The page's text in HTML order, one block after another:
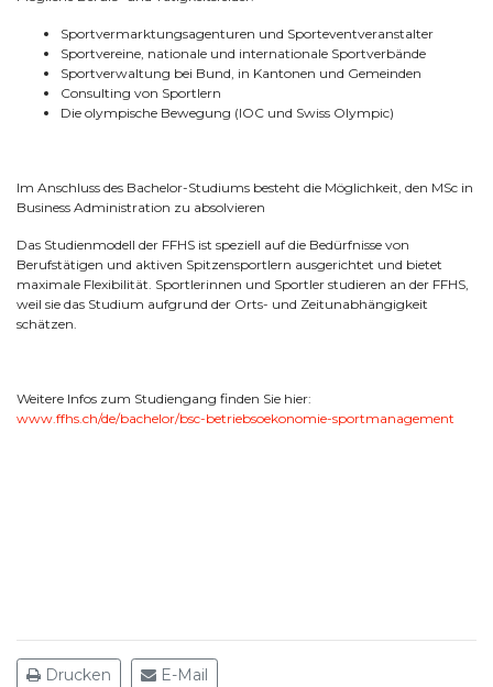
Sportvermarktungsagenturen und Sporteventveranstalter
Sportvereine, nationale und internationale Sportverbände
Sportverwaltung bei Bund, in Kantonen und Gemeinden
Consulting von Sportlern
Die olympische Bewegung (IOC und Swiss Olympic)
Im Anschluss des Bachelor-Studiums besteht die Möglichkeit, den MSc in
Business Administration zu absolvieren
Das Studienmodell der FFHS ist speziell auf die Bedürfnisse von
Berufstätigen und aktiven Spitzensportlern ausgerichtet und bietet
maximale Flexibilität. Sportlerinnen und Sportler studieren an der FFHS,
weil sie das Studium aufgrund der Orts- und Zeitunabhängigkeit
schätzen.
Weitere Infos zum Studiengang finden Sie hier:
www.ffhs.ch/de/bachelor/bsc-betriebsoekonomie-sportmanagement
Drucken E-Mail